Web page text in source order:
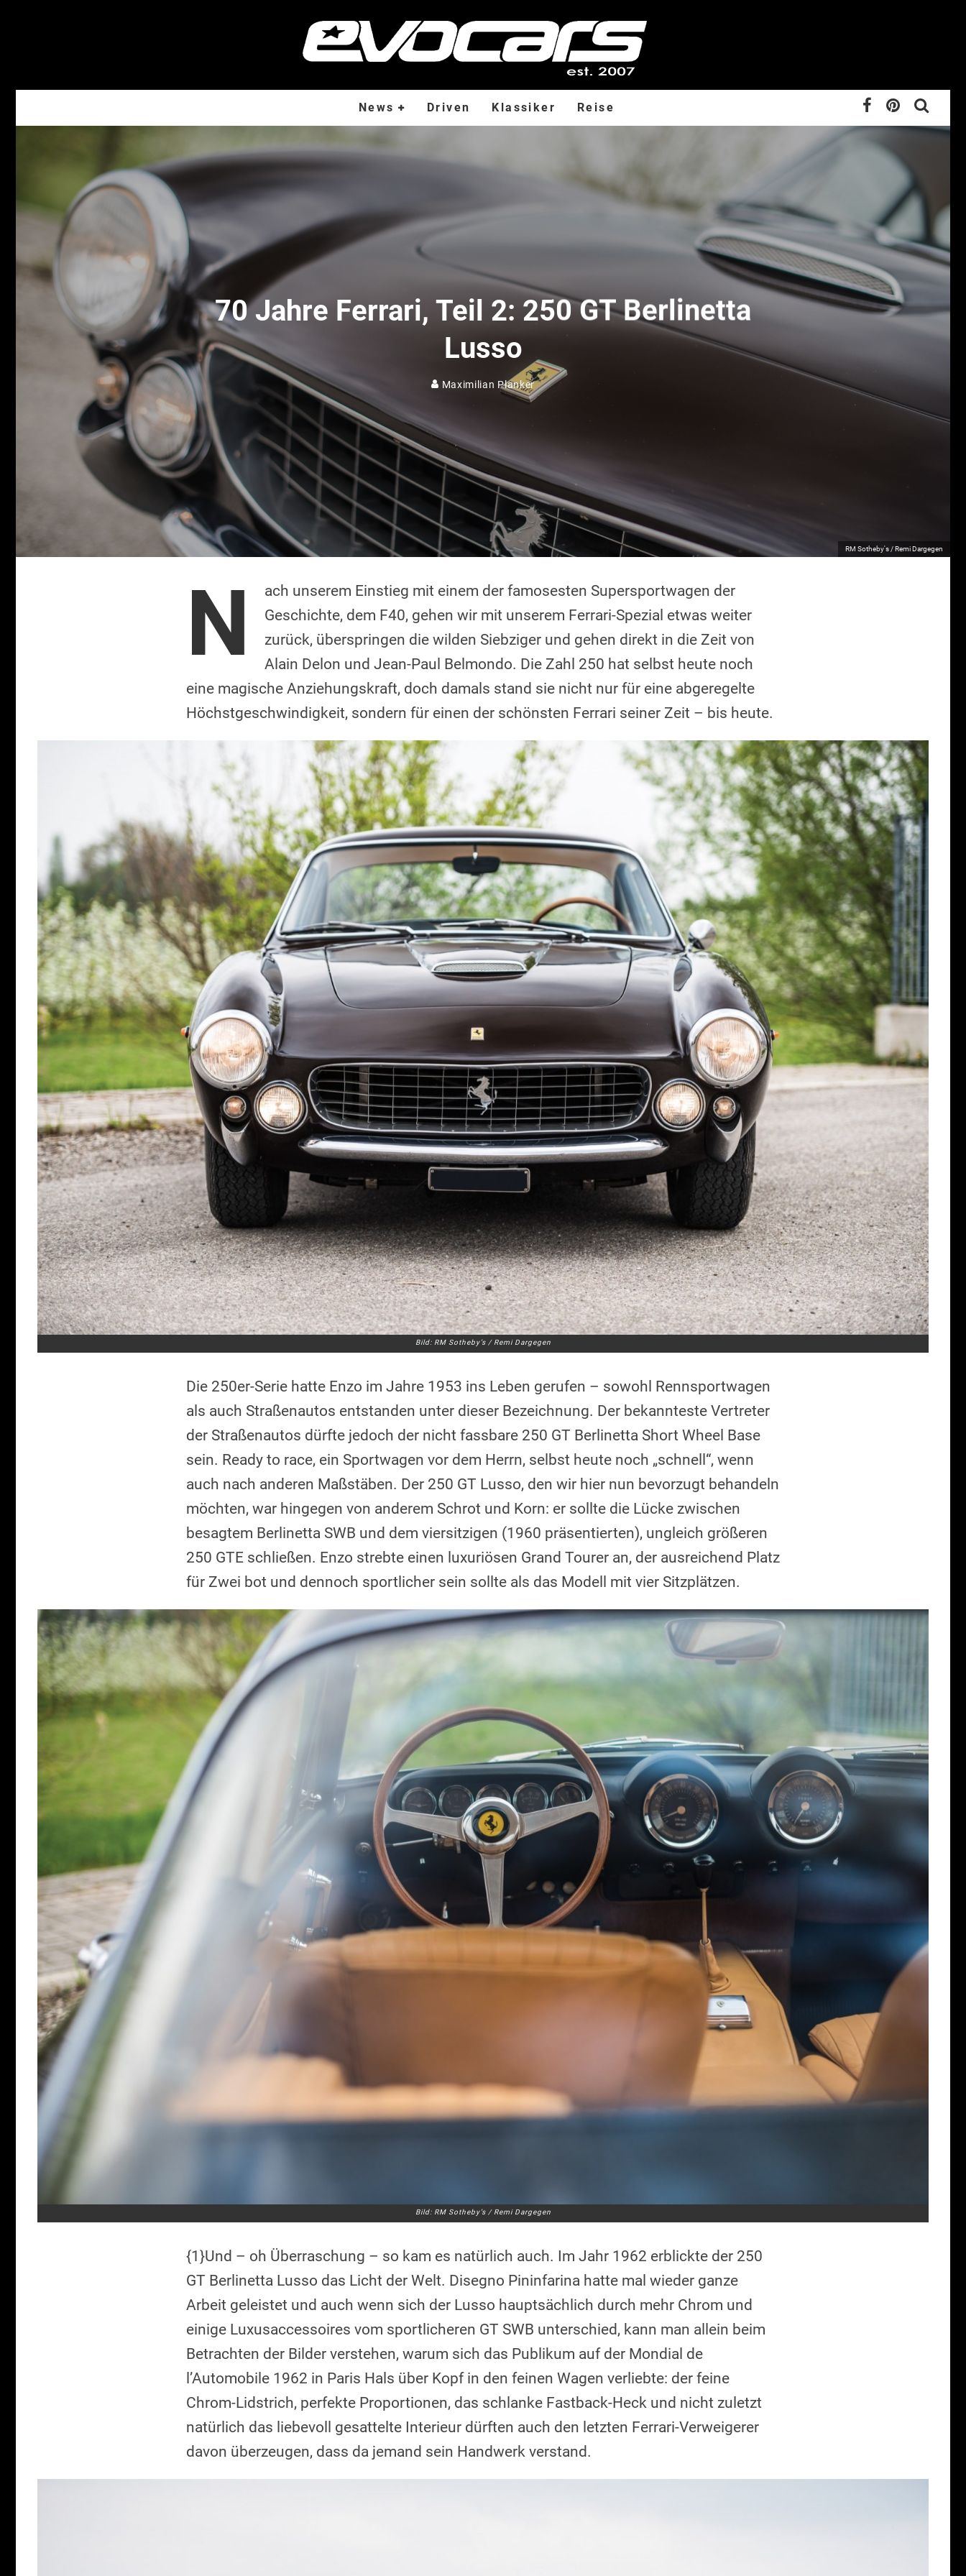
News Driven Klassiker Reise
RM Sotheby's / Remi Dargegen
70 Jahre Ferrari, Teil 2: 250 GT Berlinetta
Lusso
Maximilian Planker
N
ach unserem Einstieg mit einem der famosesten Supersportwagen der
Geschichte, dem F40, gehen wir mit unserem Ferrari-Spezial etwas weiter
zurück, überspringen die wilden Siebziger und gehen direkt in die Zeit von
Alain Delon und Jean-Paul Belmondo. Die Zahl 250 hat selbst heute noch
eine magische Anziehungskraft, doch damals stand sie nicht nur für eine abgeregelte
Höchstgeschwindigkeit, sondern für einen der schönsten Ferrari seiner Zeit – bis heute.
Bild: RM Sotheby’s / Remi Dargegen
Die 250er-Serie hatte Enzo im Jahre 1953 ins Leben gerufen – sowohl Rennsportwagen
als auch Straßenautos entstanden unter dieser Bezeichnung. Der bekannteste Vertreter
der Straßenautos dürfte jedoch der nicht fassbare 250 GT Berlinetta Short Wheel Base
sein. Ready to race, ein Sportwagen vor dem Herrn, selbst heute noch „schnell“, wenn
auch nach anderen Maßstäben. Der 250 GT Lusso, den wir hier nun bevorzugt behandeln
möchten, war hingegen von anderem Schrot und Korn: er sollte die Lücke zwischen
besagtem Berlinetta SWB und dem viersitzigen (1960 präsentierten), ungleich größeren
250 GTE schließen. Enzo strebte einen luxuriösen Grand Tourer an, der ausreichend Platz
für Zwei bot und dennoch sportlicher sein sollte als das Modell mit vier Sitzplätzen.
Bild: RM Sotheby’s / Remi Dargegen
{1}Und – oh Überraschung – so kam es natürlich auch. Im Jahr 1962 erblickte der 250
GT Berlinetta Lusso das Licht der Welt. Disegno Pininfarina hatte mal wieder ganze
Arbeit geleistet und auch wenn sich der Lusso hauptsächlich durch mehr Chrom und
einige Luxusaccessoires vom sportlicheren GT SWB unterschied, kann man allein beim
Betrachten der Bilder verstehen, warum sich das Publikum auf der Mondial de
l’Automobile 1962 in Paris Hals über Kopf in den feinen Wagen verliebte: der feine
Chrom-Lidstrich, perfekte Proportionen, das schlanke Fastback-Heck und nicht zuletzt
natürlich das liebevoll gesattelte Interieur dürften auch den letzten Ferrari-Verweigerer
davon überzeugen, dass da jemand sein Handwerk verstand.